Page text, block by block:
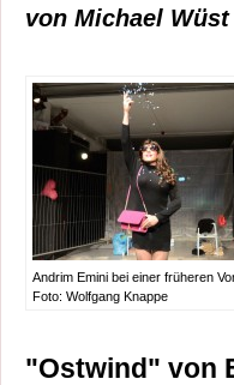
von Michael Wüst
Andrim Emini bei einer früheren
Foto: Wolfgang Knappe
"Ostwind" von